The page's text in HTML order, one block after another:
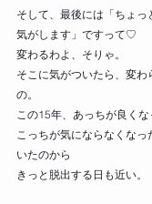
そして、最後には「ちょ
気がします」ですって♡
変わるわよ、そりゃ。
そこに気がついたら、変わ
の。
この15年、あっちが良くな
こっちが気にならなくな
いたのから
きっと脱出する日も近い。